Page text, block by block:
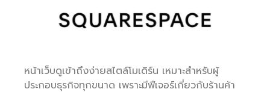
หน้าเว็บดูเข้าถึงง่ายสไตล์โมเดิร์น เหมาะสำหรับผู้
ประกอบธุรกิจทุกขนาด เพราะมีฟีเจอร์เกี่ยวกับร้านค้า